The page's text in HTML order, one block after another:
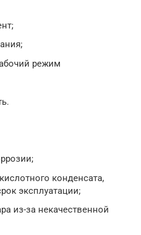
режим
конденсата,
эксплуатации;
из-за некачественной